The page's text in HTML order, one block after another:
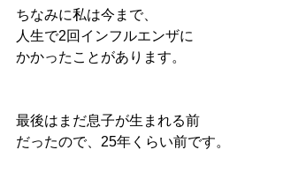
ちなみに私は今まで、
人生で2回インフルエンザに
かかったことがあります。
最後はまだ息子が生まれる前
だったので、25年くらい前です。